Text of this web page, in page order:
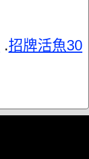
.招牌活魚30